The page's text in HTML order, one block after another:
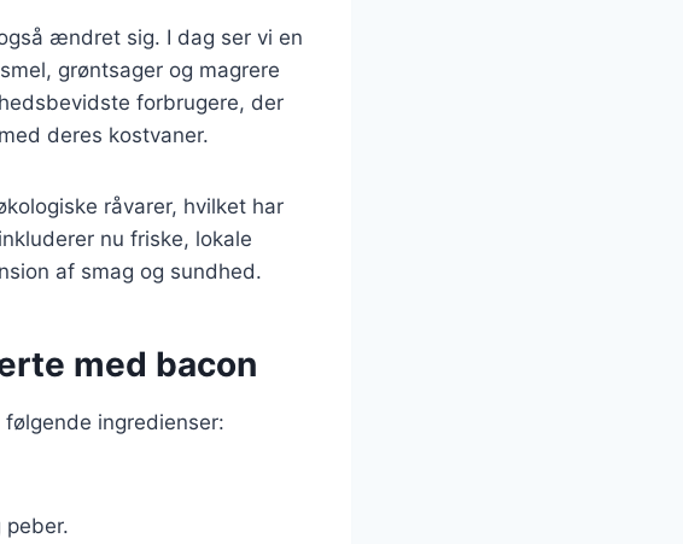
ændret sig. I dag ser vi en
grøntsager og magrere
forbrugere, der
deres kostvaner.
råvarer, hvilket har
nu friske, lokale
af smag og sundhed.
med bacon
ingredienser: